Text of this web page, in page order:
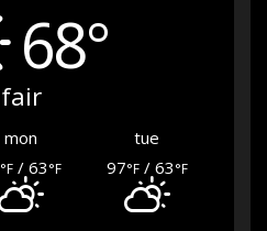
68°
fair
mon
tue
°F/ 63°F 97°F/ 63°F